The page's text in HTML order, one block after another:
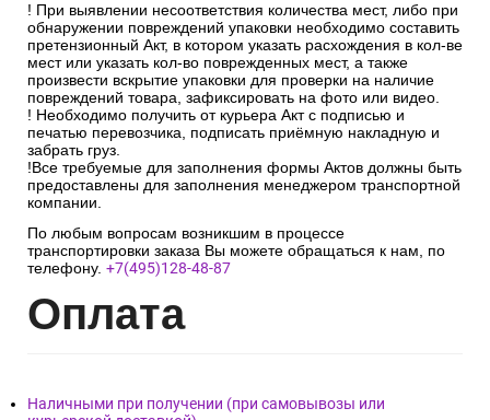
! При выявлении несоответствия количества мест, либо при
обнаружении повреждений упаковки необходимо составить
претензионный Акт, в котором указать расхождения в кол-ве
мест или указать кол-во поврежденных мест, а также
произвести вскрытие упаковки для проверки на наличие
повреждений товара, зафиксировать на фото или видео.
! Необходимо получить от курьера Акт с подписью и
печатью перевозчика, подписать приёмную накладную и
забрать груз.
!Все требуемые для заполнения формы Актов должны быть
предоставлены для заполнения менеджером транспортной
компании.
По любым вопросам возникшим в процессе
транспортировки заказа Вы можете обращаться к нам, по
телефону. +7(495)128-48-87
Оплата
Наличными при получении (при самовывозы или